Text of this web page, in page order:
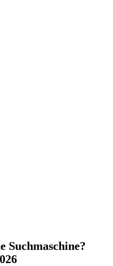
Suchmaschine?